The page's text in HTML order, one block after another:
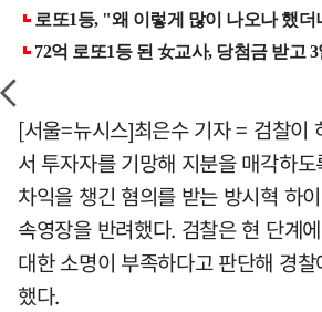
[서울=뉴시스]최은수 기자 = 검찰이
서 투자자를 기망해 지분을 매각하
차익을 챙긴 혐의를 받는 방시혁 하
속영장을 반려했다. 검찰은 현 단계
대한 소명이 부족하다고 판단해 경
했다.